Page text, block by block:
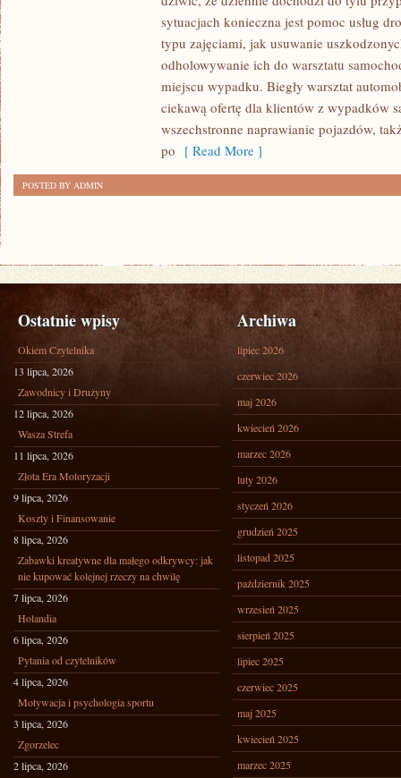
DANEJ
FIRMIE
ZWRÓCIĆ
SZCZEGÓLNĄ
UWAGĘ
KOSZTY
sytuacjach konieczna jest pomoc usług
typu zajęciami, jak usuwanie
odholowywanie ich do warsztatu
miejscu wypadku. Biegły warsztat
ciekawą ofertę dla klientów z wypadków
wszechstronne naprawianie pojazdów,
po [ Read More ]
POSTED BY ADMIN
Ostatnie wpisy
Okiem Czytelnika
13 lipca, 2026
Zawodnicy i Drużyny
12 lipca, 2026
Wasza Strefa
11 lipca, 2026
Złota Era Motoryzacji
9 lipca, 2026
Koszty i Finansowanie
8 lipca, 2026
Zabawki kreatywne dla małego odkrywcy: jak
nie kupować kolejnej rzeczy na chwilę
7 lipca, 2026
Holandia
6 lipca, 2026
Pytania od czytelników
4 lipca, 2026
Motywacja i psychologia sportu
3 lipca, 2026
Zgorzelec
2 lipca, 2026
Archiwa
lipiec 2026
czerwiec 2026
maj 2026
kwiecień 2026
marzec 2026
luty 2026
styczeń 2026
grudzień 2025
listopad 2025
październik 2025
wrzesień 2025
sierpień 2025
lipiec 2025
czerwiec 2025
maj 2025
kwiecień 2025
marzec 2025